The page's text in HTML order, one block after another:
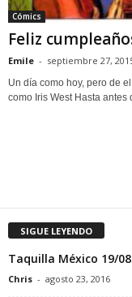
Cómics
Feliz
Emile - septiembre 27,
Un día como hoy, pero de
como Iris West Hasta antes
SIGUE LEYENDO
Taquilla México 19/
Chris - agosto 23, 2016